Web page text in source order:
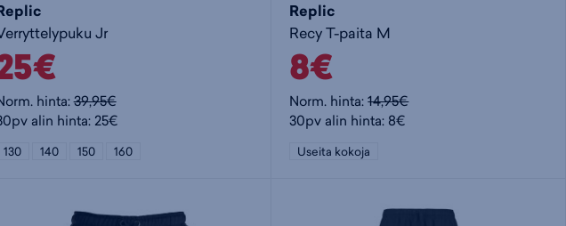
Jr
hinta:39,95€
alin hinta: 25€
130 140 150 160
Replic
Recy T-paita M
8€
Norm. hinta:14,95€
30pv alin hinta: 8€
Useita kokoja